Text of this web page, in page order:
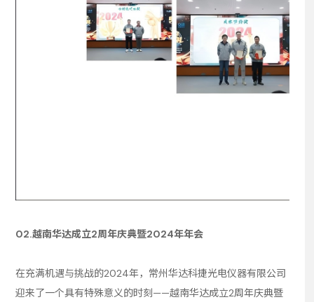
02.越南华达成立2周年庆典暨2024年年会
在充满机遇与挑战的2024年，常州华达科捷光电仪器有限公司
迎来了一个具有特殊意义的时刻——越南华达成立2周年庆典暨